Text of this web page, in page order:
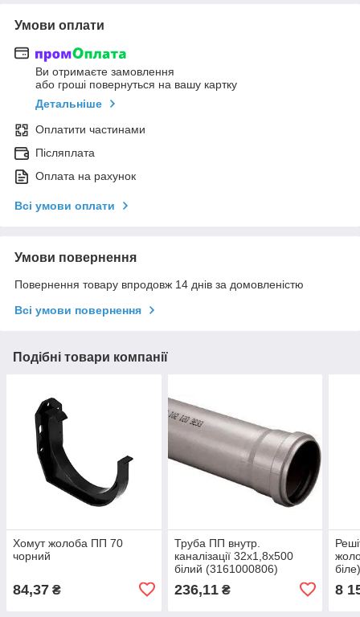
Умови оплати
Ви отримаєте замовлення
або гроші повернуться на вашу картку
Детальніше
Оплатити частинами
Післяплата
Оплата на рахунок
Всі умови оплати
Умови повернення
Повернення товару впродовж 14 днів за домовленістю
Всі умови повернення
Подібні товари компанії
Хомут жолоба ПП 70
чорний
84,37 ₴
Труба ПП внутр.
каналізації 32х1,8х500
білий (3161000806)
236,11₴ 8